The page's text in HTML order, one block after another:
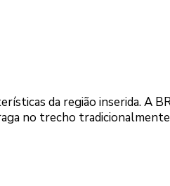
da região inserida. A
no trecho tradicionalmente